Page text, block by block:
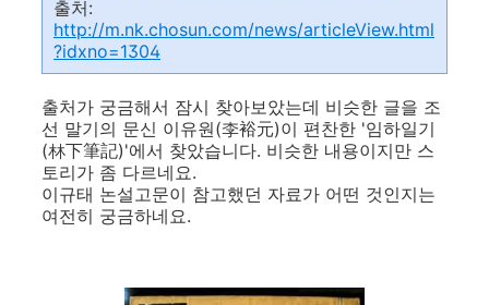
출처:
http://m.nk.chosun.com/news/articleView.html
?idxno=1304
출처가 궁금해서 잠시 찾아보았는데 비슷한 글을 조
선 말기의 문신 이유원(李裕元)이 편찬한 '임하일기
(林下筆記)'에서 찾았습니다. 비슷한 내용이지만 스
토리가 좀 다르네요.
이규태 논설고문이 참고했던 자료가 어떤 것인지는
여전히 궁금하네요.